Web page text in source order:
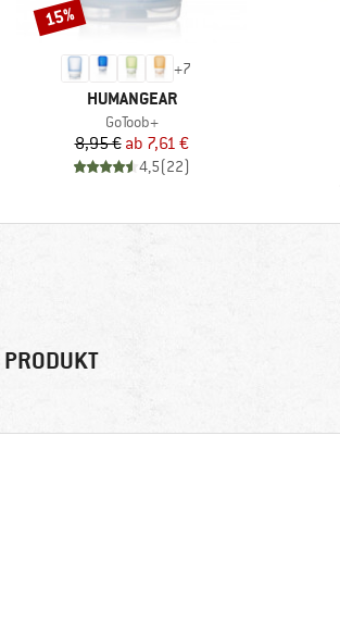
+7
MARKE
HUMANGEAR
Artikel
GoToob+
Preis
8,95 € reduzierter Preis
ab 7,61 €
4,5(22)
Rabatt
15%